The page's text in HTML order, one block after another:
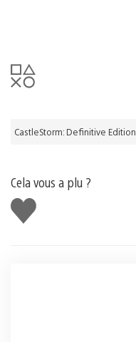
CastleStorm: Definitive Edition
Cela vous a plu ?
J'aime